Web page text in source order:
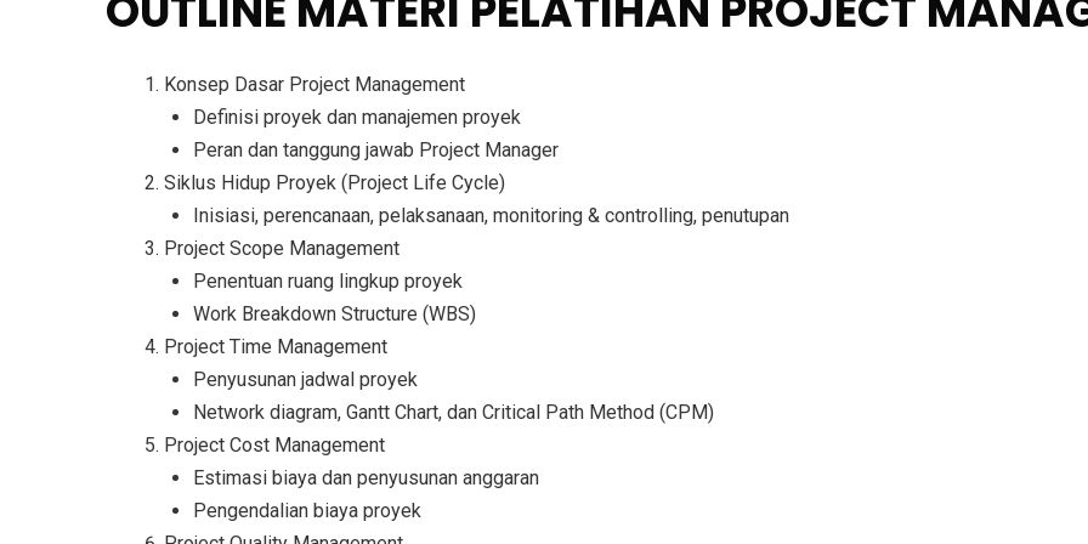
Konsep Dasar Project Management
Definisi proyek dan manajemen proyek
Peran dan tanggung jawab Project Manager
Siklus Hidup Proyek (Project Life Cycle)
Inisiasi, perencanaan, pelaksanaan, monitoring & controlling, penutupan
Project Scope Management
Penentuan ruang lingkup proyek
Work Breakdown Structure (WBS)
Project Time Management
Penyusunan jadwal proyek
Network diagram, Gantt Chart, dan Critical Path Method (CPM)
Project Cost Management
Estimasi biaya dan penyusunan anggaran
Pengendalian biaya proyek